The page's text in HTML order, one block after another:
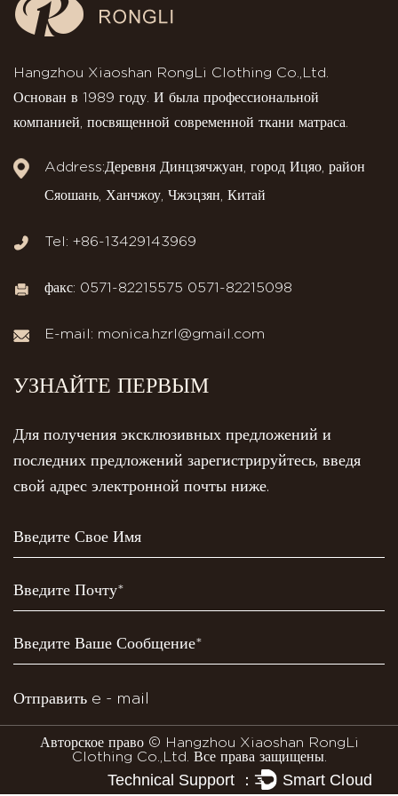
Hangzhou Xiaoshan RongLi Clothing Co.,Ltd.
Основан в 1989 году. И была профессиональной
компанией, посвященной современной ткани матраса.
Address:Деревня Динцзячжуан, город Ицяо, район
Сяошань, Ханчжоу, Чжэцзян, Китай
Tel: +86-13429143969
факс: 0571-82215575 0571-82215098
E-mail: monica.hzrl@gmail.com
УЗНАЙТЕ ПЕРВЫМ
Для получения эксклюзивных предложений и
последних предложений зарегистрируйтесь, введя
свой адрес электронной почты ниже.
Авторское право © Hangzhou Xiaoshan RongLi
Clothing Co.,Ltd. Все права защищены.